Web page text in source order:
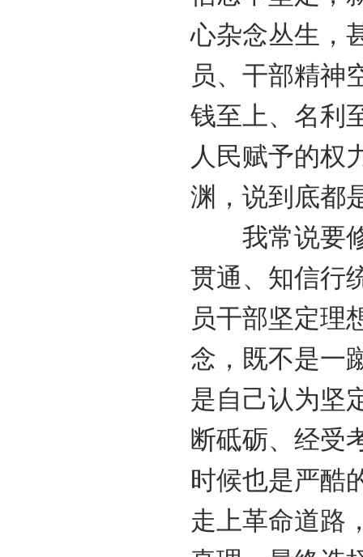
心杂念丛生，
员、干部精神
钱至上、名利
人民赋予的权
渊，说到底都
我常说要修
贯通、知信行
员干部坚定理
念，既不是一
是自己认为坚
断砥砺、经受
时候也是严酷
走上革命道路